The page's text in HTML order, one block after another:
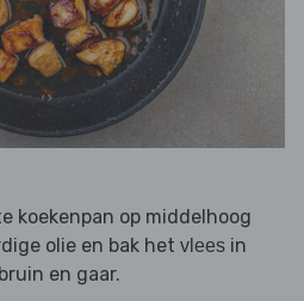
koekenpan op middelhoog
olie en bak het vlees in
en gaar.